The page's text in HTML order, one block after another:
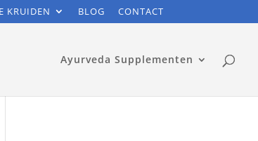
KRUIDEN BLOG CONTACT
Ayurveda Supplementen